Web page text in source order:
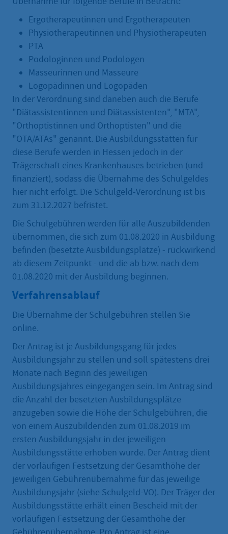
Ergotherapeutinnen und Ergotherapeuten
Physiotherapeutinnen und Physiotherapeuten
PTA
Podologinnen und Podologen
Masseurinnen und Masseure
Logopädinnen und Logopäden
In der Verordnung sind daneben auch die Berufe
"Diätassistentinnen und Diätassistenten", "MTA",
"Orthoptistinnen und Orthoptisten" und die
"OTA/ATAs" genannt. Die Ausbildungsstätten für
diese Berufe werden in Hessen jedoch in der
Trägerschaft eines Krankenhauses betrieben (und
finanziert), sodass die Übernahme des Schulgeldes
hier nicht erfolgt. Die Schulgeld-Verordnung ist bis
zum 31.12.2027 befristet.
Die Schulgebühren werden für alle Auszubildenden
übernommen, die sich zum 01.08.2020 in Ausbildung
befinden (besetzte Ausbildungsplätze) - rückwirkend
ab diesem Zeitpunkt - und die ab bzw. nach dem
01.08.2020 mit der Ausbildung beginnen.
Verfahrensablauf
Die Übernahme der Schulgebühren stellen Sie
online.
Der Antrag ist je Ausbildungsgang für jedes
Ausbildungsjahr zu stellen und soll spätestens drei
Monate nach Beginn des jeweiligen
Ausbildungsjahres eingegangen sein. Im Antrag sind
die Anzahl der besetzten Ausbildungsplätze
anzugeben sowie die Höhe der Schulgebühren, die
von einem Auszubildenden zum 01.08.2019 im
ersten Ausbildungsjahr in der jeweiligen
Ausbildungsstätte erhoben wurde. Der Antrag dient
der vorläufigen Festsetzung der Gesamthöhe der
jeweiligen Gebührenübernahme für das jeweilige
Ausbildungsjahr (siehe Schulgeld-VO). Der Träger der
Ausbildungsstätte erhält einen Bescheid mit der
vorläufigen Festsetzung der Gesamthöhe der